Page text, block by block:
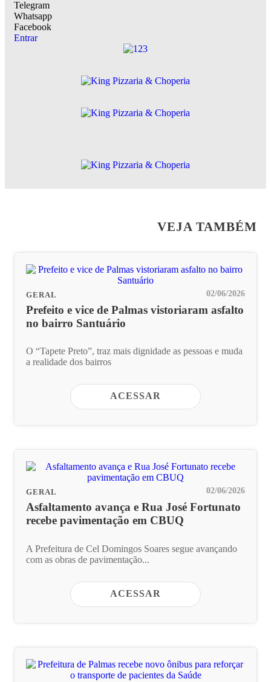
Telegram
Whatsapp
Facebook
Entrar
VEJA TAMBÉM
GERAL 02/06/2026
Prefeito e vice de Palmas vistoriaram asfalto
no bairro Santuário
O “Tapete Preto”, traz mais dignidade as pessoas e muda
a realidade dos bairros
ACESSAR
GERAL 02/06/2026
Asfaltamento avança e Rua José Fortunato
recebe pavimentação em CBUQ
A Prefeitura de Cel Domingos Soares segue avançando
com as obras de pavimentação...
ACESSAR